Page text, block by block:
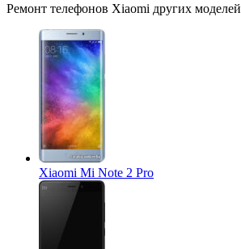
Ремонт телефонов Xiaomi других моделей
Xiaomi Mi Note 2 Pro